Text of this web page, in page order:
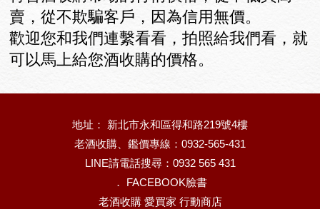
賣，從不欺騙客戶，因為信用無價。
歡迎您和我們連繫看看，拍照給我們看，就
可以馬上給您酒收購的價格。
地址： 新北市永和區得和路219號4樓
老酒收購、鑑價專線：0932-565-431
LINE請電話搜尋：0932 565 431
． FACEBOOK臉書
老酒收購 愛買家 行動商店